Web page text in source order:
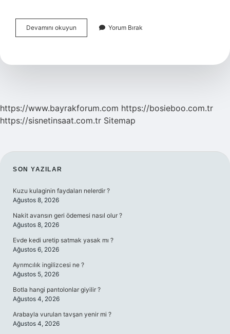
Devamını okuyun
Ne
Yorum Bırak
https://www.bayrakforum.com https://bosieboo.com.tr
https://sisnetinsaat.com.tr Sitemap
SIDEBAR
SON YAZILAR
Kuzu kulaginin faydaları nelerdir ?
Ağustos 8, 2026
Nakit avansın geri ödemesi nasıl olur ?
Ağustos 8, 2026
Evde kedi uretip satmak yasak mı ?
Ağustos 6, 2026
Ayrımcılık ingilizcesi ne ?
Ağustos 5, 2026
Botla hangi pantolonlar giyilir ?
Ağustos 4, 2026
Arabayla vurulan tavşan yenir mi ?
Ağustos 4, 2026